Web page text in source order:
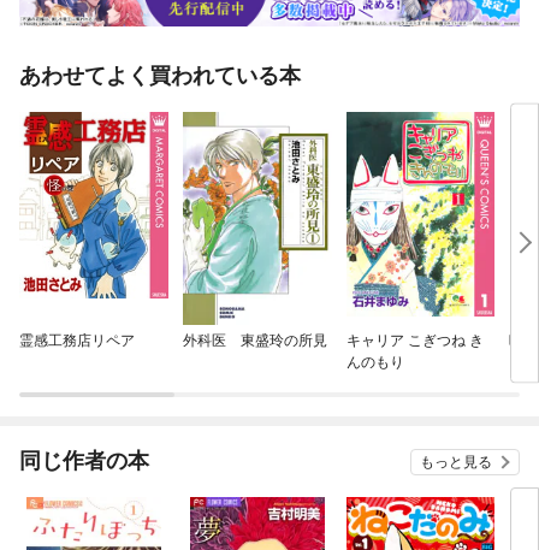
あわせてよく買われている本
霊感工務店リペア 外科医 東盛玲の所見
キャリア こぎつね き
んのもり
暁
同じ作者の本 もっと見る